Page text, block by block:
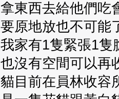
拿東西去給他們吃
要原地放也不可能
我家有1隻緊張1隻
也沒有空間可以再
貓目前在員林收容